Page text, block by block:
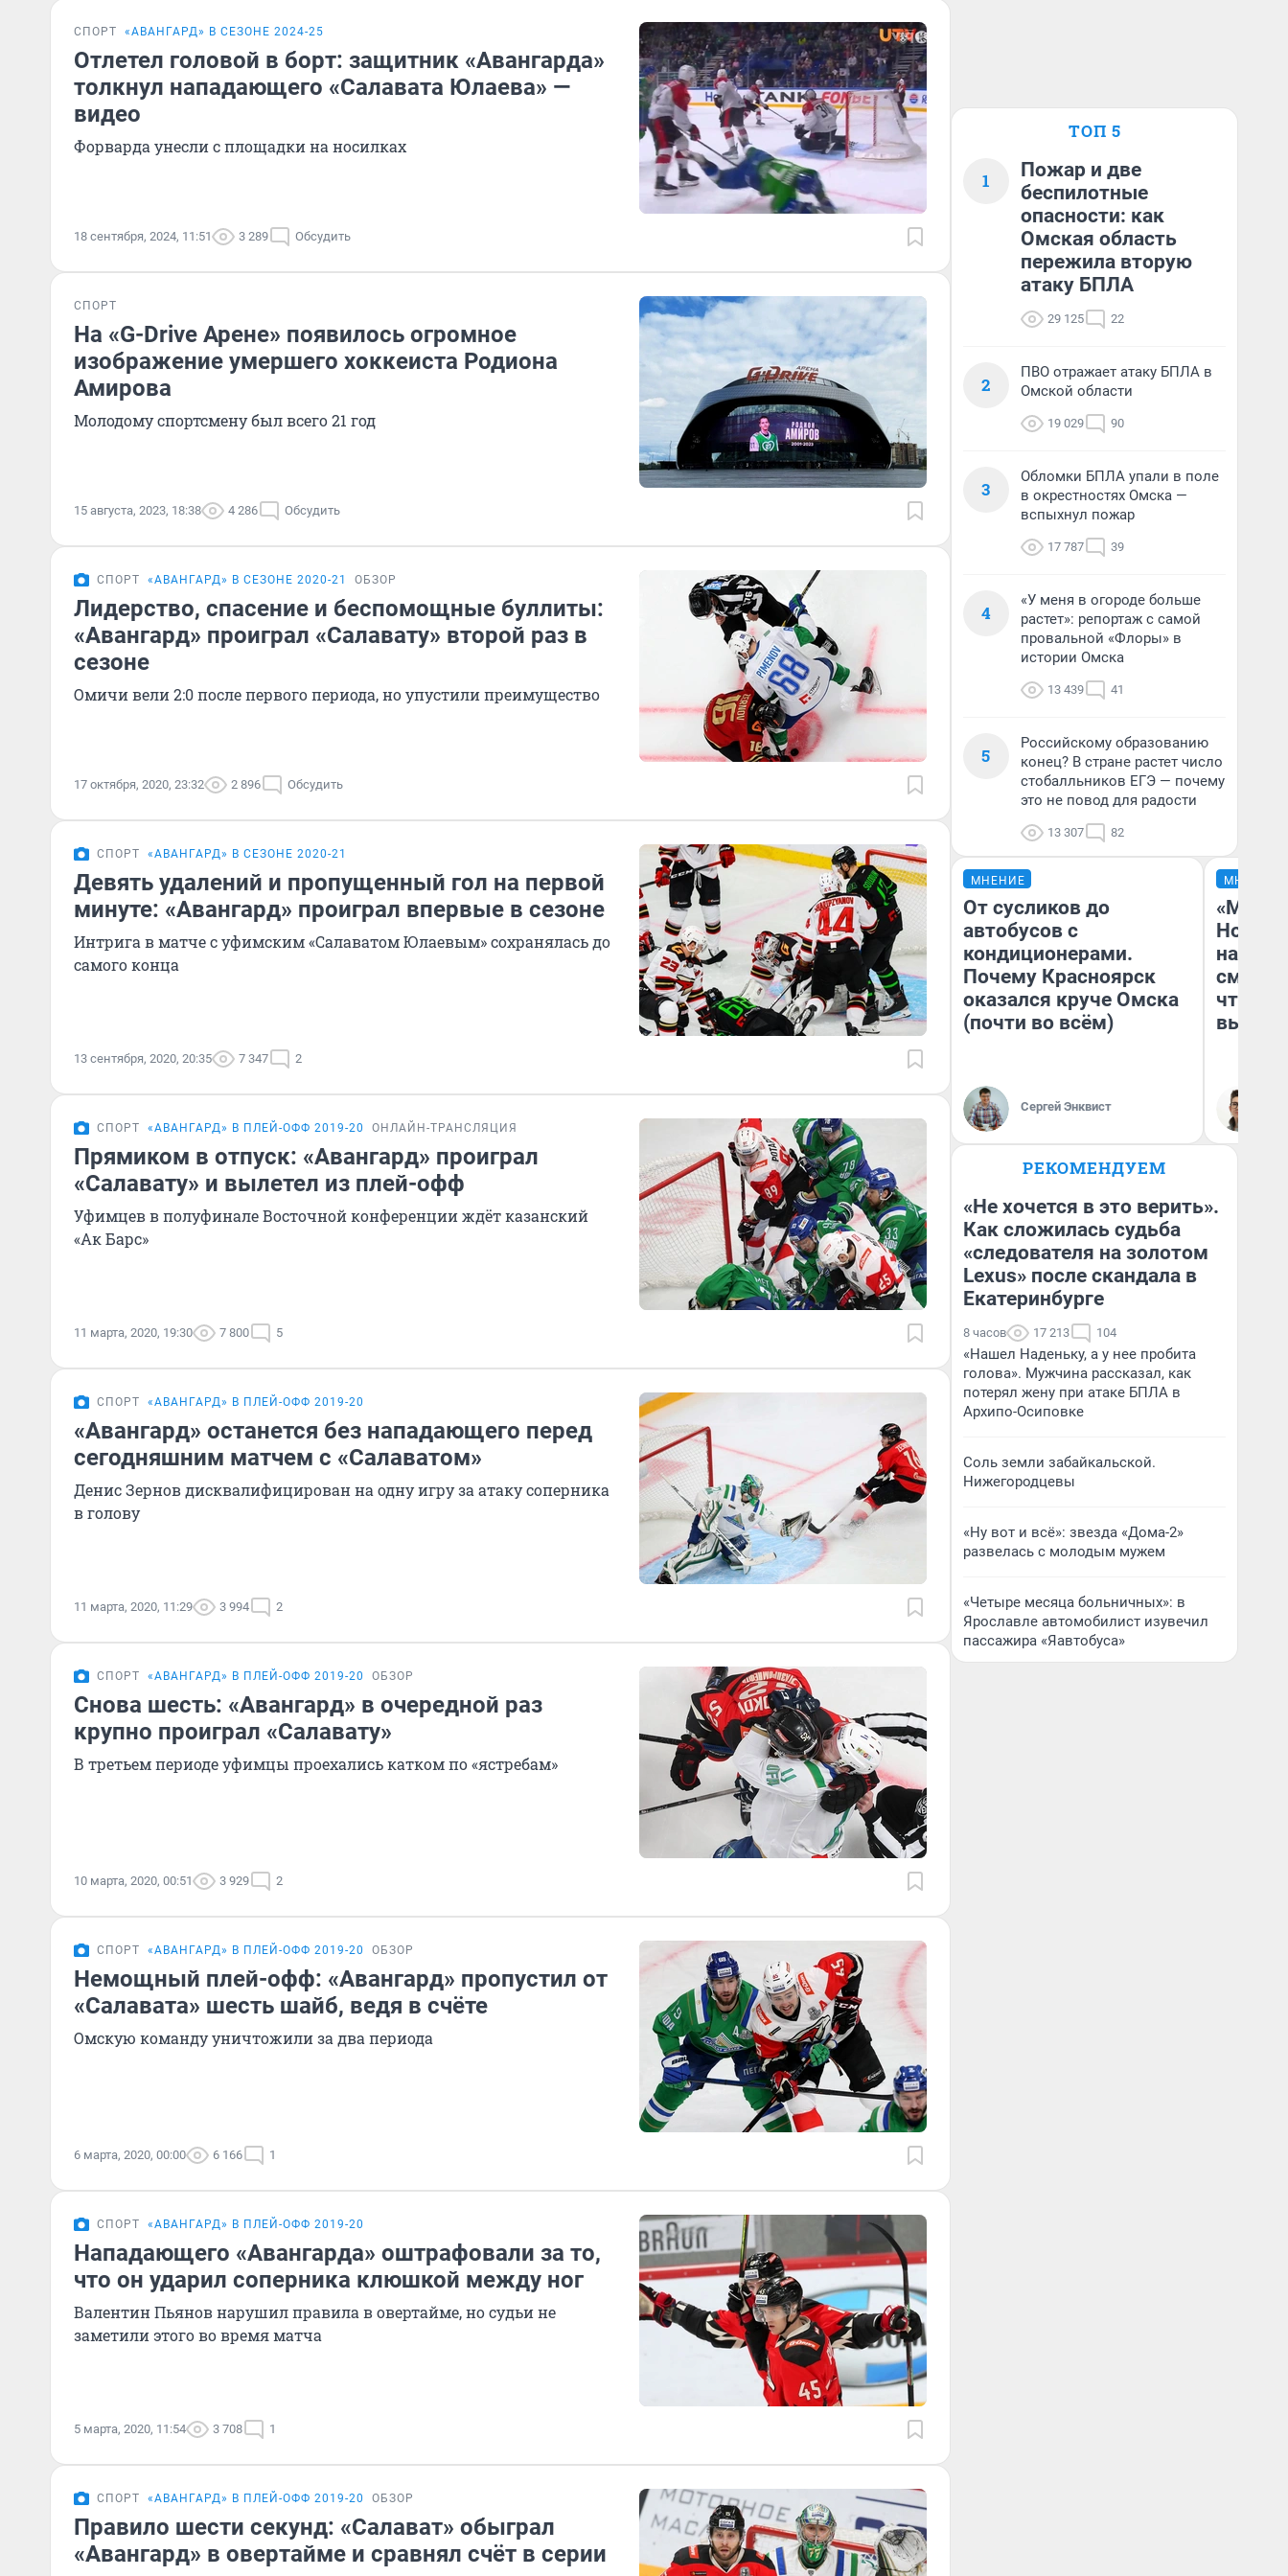
СПОРТ «‎АВАНГАРД» В СЕЗОНЕ 2024-25
Отлетел головой в борт: защитник «Авангарда»
толкнул нападающего «Салавата Юлаева» —
видео
Форварда унесли с площадки на носилках
18 сентября, 2024, 11:51 3 289 Обсудить
СПОРТ
На «G-Drive Арене» появилось огромное
изображение умершего хоккеиста Родиона
Амирова
Молодому спортсмену был всего 21 год
15 августа, 2023, 18:38 4 286 Обсудить
СПОРТ «АВАНГАРД» В СЕЗОНЕ 2020-21 ОБЗОР
Лидерство, спасение и беспомощные буллиты:
«Авангард» проиграл «Салавату» второй раз в
сезоне
Омичи вели 2:0 после первого периода, но упустили преимущество
17 октября, 2020, 23:32 2 896 Обсудить
СПОРТ «АВАНГАРД» В СЕЗОНЕ 2020-21
Девять удалений и пропущенный гол на первой
минуте: «Авангард» проиграл впервые в сезоне
Интрига в матче с уфимским «Салаватом Юлаевым» сохранялась до
самого конца
13 сентября, 2020, 20:35 7 347 2
СПОРТ «АВАНГАРД» В ПЛЕЙ-ОФФ 2019-20 ОНЛАЙН-ТРАНСЛЯЦИЯ
Прямиком в отпуск: «Авангард» проиграл
«Салавату» и вылетел из плей-офф
Уфимцев в полуфинале Восточной конференции ждёт казанский
«Ак Барс»
11 марта, 2020, 19:30 7 800 5
СПОРТ «АВАНГАРД» В ПЛЕЙ-ОФФ 2019-20
«Авангард» останется без нападающего перед
сегодняшним матчем с «Салаватом»
Денис Зернов дисквалифицирован на одну игру за атаку соперника
в голову
11 марта, 2020, 11:29 3 994 2
СПОРТ «АВАНГАРД» В ПЛЕЙ-ОФФ 2019-20 ОБЗОР
Снова шесть: «Авангард» в очередной раз
крупно проиграл «Салавату»
В третьем периоде уфимцы проехались катком по «ястребам»
10 марта, 2020, 00:51 3 929 2
СПОРТ «АВАНГАРД» В ПЛЕЙ-ОФФ 2019-20 ОБЗОР
Немощный плей-офф: «Авангард» пропустил от
«Салавата» шесть шайб, ведя в счёте
Омскую команду уничтожили за два периода
6 марта, 2020, 00:00 6 166 1
СПОРТ «АВАНГАРД» В ПЛЕЙ-ОФФ 2019-20
Нападающего «Авангарда» оштрафовали за то,
что он ударил соперника клюшкой между ног
Валентин Пьянов нарушил правила в овертайме, но судьи не
заметили этого во время матча
5 марта, 2020, 11:54 3 708 1
СПОРТ «АВАНГАРД» В ПЛЕЙ-ОФФ 2019-20 ОБЗОР
Правило шести секунд: «Салават» обыграл
«Авангард» в овертайме и сравнял счёт в серии
ТОП 5
1
Пожар и две
беспилотные
опасности: как
Омская область
пережила вторую
атаку БПЛА
29 125 22
2
ПВО отражает атаку БПЛА в
Омской области
19 029 90
3
Обломки БПЛА упали в поле
в окрестностях Омска —
вспыхнул пожар
17 787 39
4
«У меня в огороде больше
растет»: репортаж с самой
провальной «Флоры» в
истории Омска
13 439 41
5
Российскому образованию
конец? В стране растет число
стобалльников ЕГЭ — почему
это не повод для радости
13 307 82
МНЕНИЕ
От сусликов до
автобусов с
кондиционерами.
Почему Красноярск
оказался круче Омска
(почти во всём)
Сергей Энквист
МНЕНИЕ
«Мы
чтобы
РЕКОМЕНДУЕМ
«Не хочется в это верить».
Как сложилась судьба
«следователя на золотом
Lexus» после скандала в
Екатеринбурге
8 часов 17 213 104
«Нашел Наденьку, а у нее пробита
голова». Мужчина рассказал, как
потерял жену при атаке БПЛА в
Архипо-Осиповке
Соль земли забайкальской.
Нижегородцевы
«Ну вот и всё»: звезда «Дома-2»
развелась с молодым мужем
«Четыре месяца больничных»: в
Ярославле автомобилист изувечил
пассажира «Яавтобуса»